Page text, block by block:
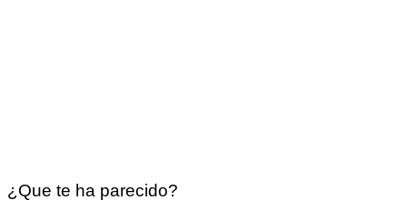
¿Que te ha parecido?